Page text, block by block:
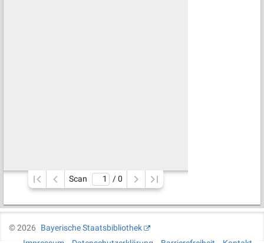
Scan / 0
©2026
Bayerische Staatsbibliothek